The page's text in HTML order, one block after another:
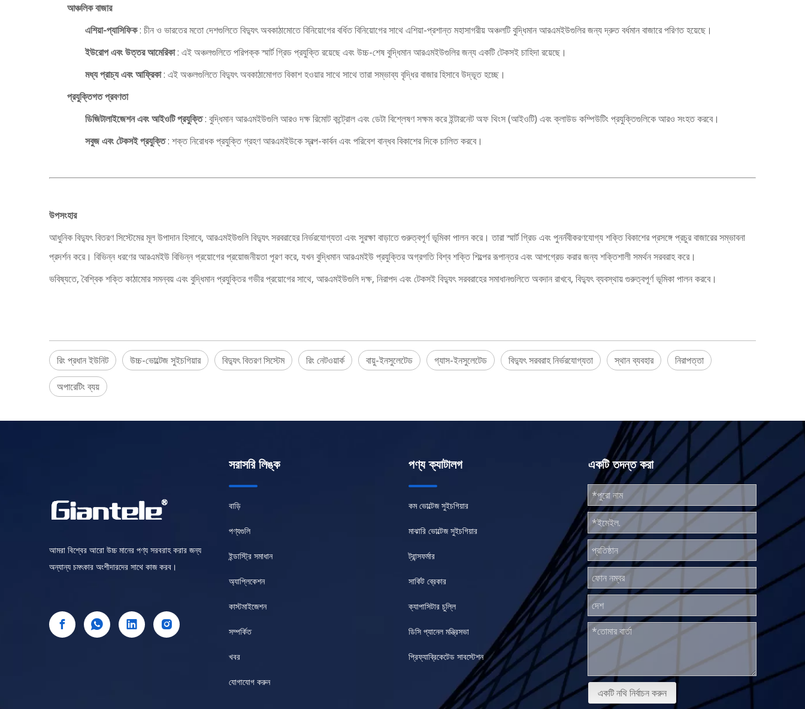
আঞ্চলিক বাজার
এশিয়া-প্যাসিফিক: চীন ও ভারতের মতো দেশগুলিতে বিদ্যুৎ অবকাঠামোতে বিনিয়োগের বর্ধিত বিনিয়োগের সাথে এশিয়া-প্রশান্ত মহাসাগরীয় অঞ্চলটি বুদ্ধিমান আরএমইউগুলির জন্য দ্রুত বর্ধমান বাজারে পরিণত হয়েছে।
ইউরোপ এবং উত্তর আমেরিকা: এই অঞ্চলগুলিতে পরিপক্ক স্মার্ট গ্রিড প্রযুক্তি রয়েছে এবং উচ্চ-শেষ বুদ্ধিমান আরএমইউগুলির জন্য একটি টেকসই চাহিদা রয়েছে।
মধ্য প্রাচ্য এবং আফ্রিকা: এই অঞ্চলগুলিতে বিদ্যুৎ অবকাঠামোগত বিকাশ হওয়ার সাথে সাথে তারা সম্ভাব্য বৃদ্ধির বাজার হিসাবে উদ্ভূত হচ্ছে।
প্রযুক্তিগত প্রবণতা
ডিজিটালাইজেশন এবং আইওটি প্রযুক্তি: বুদ্ধিমান আরএমইউগুলি আরও দক্ষ রিমোট কন্ট্রোল এবং ডেটা বিশ্লেষণ সক্ষম করে ইন্টারনেট অফ থিংস (আইওটি) এবং ক্লাউড কম্পিউটিং প্রযুক্তিগুলিকে আরও সংহত করবে।
সবুজ এবং টেকসই প্রযুক্তি: শক্ত নিরোধক প্রযুক্তি গ্রহণ আরএমইউকে স্বল্প-কার্বন এবং পরিবেশ বান্ধব বিকাশের দিকে চালিত করবে।
উপসংহার
আধুনিক বিদ্যুৎ বিতরণ সিস্টেমের মূল উপাদান হিসাবে, আরএমইউগুলি বিদ্যুৎ সরবরাহের নির্ভরযোগ্যতা এবং সুরক্ষা বাড়াতে গুরুত্বপূর্ণ ভূমিকা পালন করে। তারা স্মার্ট গ্রিড এবং পুনর্নবীকরণযোগ্য শক্তি বিকাশের প্রসঙ্গে প্রচুর বাজারের সম্ভাবনা
প্রদর্শন করে। বিভিন্ন ধরণের আরএমইউ বিভিন্ন প্রয়োগের প্রয়োজনীয়তা পূরণ করে, যখন বুদ্ধিমান আরএমইউ প্রযুক্তির অগ্রগতি বিশ্ব শক্তি শিল্পের রূপান্তর এবং আপগ্রেড করার জন্য শক্তিশালী সমর্থন সরবরাহ করে।
ভবিষ্যতে, বৈশ্বিক শক্তি কাঠামোর সমন্বয় এবং বুদ্ধিমান প্রযুক্তির গভীর প্রয়োগের সাথে, আরএমইউগুলি দক্ষ, নিরাপদ এবং টেকসই বিদ্যুৎ সরবরাহের সমাধানগুলিতে অবদান রাখবে, বিদ্যুৎ ব্যবস্থায় গুরুত্বপূর্ণ ভূমিকা পালন করবে।
রিং প্রধান ইউনিট উচ্চ-ভোল্টেজ সুইচগিয়ার বিদ্যুৎ বিতরণ সিস্টেম রিং নেটওয়ার্ক বায়ু-ইনসুলেটেড গ্যাস-ইনসুলেটেড বিদ্যুৎ সরবরাহ নির্ভরযোগ্যতা স্থান ব্যবহার
নিরাপত্তা
অপারেটিং ব্যয়
আমরা বিশ্বের আরো উচ্চ মানের পণ্য সরবরাহ করার জন্য
অন্যান্য চমৎকার অংশীদারদের সাথে কাজ করব।
সরাসরি লিঙ্ক
বাড়ি
পণ্যগুলি
ইন্ডাস্ট্রি সমাধান
অ্যাপ্লিকেশন
কাস্টমাইজেশন
সম্পর্কিত
খবর
যোগাযোগ করুন
পণ্য ক্যাটালগ
কম ভোল্টেজ সুইচগিয়ার
মাঝারি ভোল্টেজ সুইচগিয়ার
ট্রান্সফর্মার
সার্কিট ব্রেকার
ক্যাপাসিটার চুল্লি
ডিসি প্যানেল মন্ত্রিসভা
প্রিফ্যাব্রিকেটেড সাবস্টেশন
একটি তদন্ত করা
একটি নথি নির্বাচন করুন